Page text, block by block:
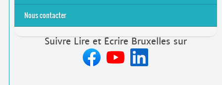
Nous contacter
Suivre Lire et Écrire Bruxelles sur